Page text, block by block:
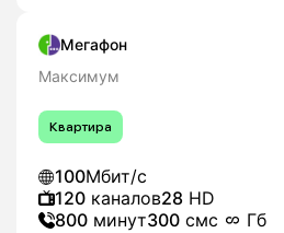
Мегафон
Максимум
Квартира
100Мбит/с
120 каналов28 HD
800 минут300 смс Гб